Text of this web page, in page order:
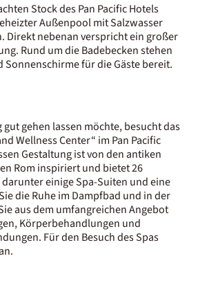
Stock des Pan Pacific Hotels
Außenpool mit Salzwasser
Direkt nebenan verspricht ein großer
Rund um die Badebecken stehen
Sonnenschirme für die Gäste bereit.
gut gehen lassen möchte, besucht das
Wellness Center“ im Pan Pacific
Gestaltung ist von den antiken
Rom inspiriert und bietet 26
einige Spa-Suiten und eine
die Ruhe im Dampfbad und in der
aus dem umfangreichen Angebot
Körperbehandlungen und
Für den Besuch des Spas